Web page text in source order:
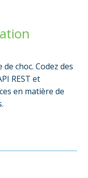
choc. Codez des
REST et
en matière de